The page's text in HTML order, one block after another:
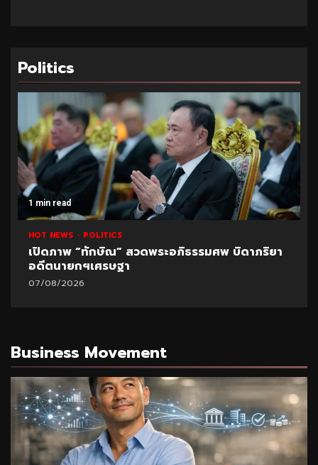
Politics
1 min read
HOT NEWS POLITICS
เปิดภาพ “ทักษิณ” สวดพระอภิธรรมศพ บิดาภริยา
อดีตนายกฯเศรษฐา
07/08/2026
Business Movement